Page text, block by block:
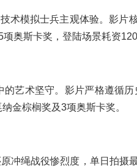
术模拟士兵主观体验。影片
奥斯卡奖，登陆场景耗资
艺术坚守。影片严格遵循
金棕榈奖及3项奥斯卡奖。
冲绳战役惨烈度，单日拍摄